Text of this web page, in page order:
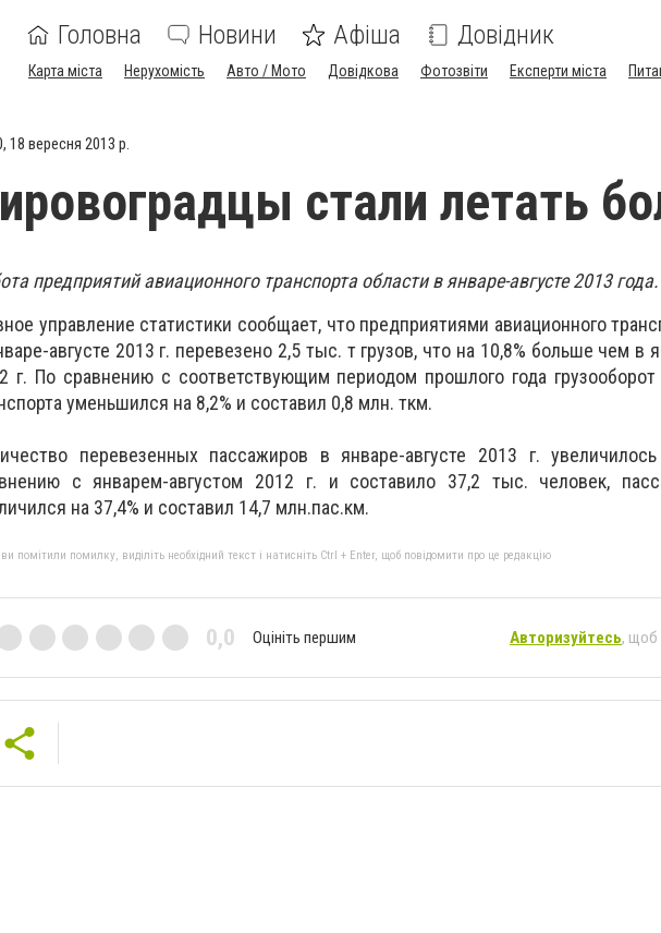
Головна Новини Афіша Довідник
Карта міста Нерухомість Авто / Мото Довідкова Фотозвіти Експерти міста
18 вересня 2013 р.
стали летать
предприятий авиационного транспорта области в январе-августе 2013 года.
управление статистики сообщает, что предприятиями авиационного
августе 2013 г. перевезено 2,5 тыс. т грузов, что на 10,8% больше чем в
г. По сравнению с соответствующим периодом прошлого года грузооборот
уменьшился на 8,2% и составил 0,8 млн. ткм.
перевезенных пассажиров в январе-августе 2013 г.
с январем-августом 2012 г. и составило 37,2 тыс. человек,
на 37,4% и составил 14,7 млн.пас.км.
помітили помилку, виділіть необхідний текст і натисніть Ctrl + Enter, щоб повідомити про це редакцію
0,0 Оцініть першим Авторизуйтесь, щоб